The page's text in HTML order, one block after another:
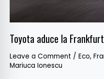
Toyota aduce la
Leave a Comment / Eco,
Mariuca Ionescu